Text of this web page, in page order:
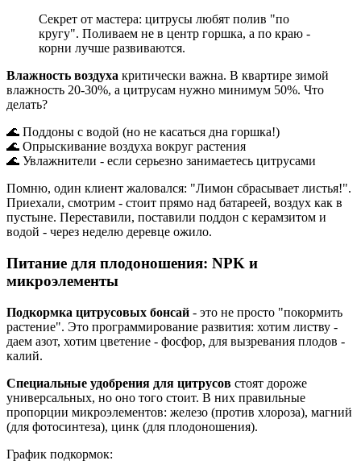
Секрет от мастера: цитрусы любят полив "по
кругу". Поливаем не в центр горшка, а по краю -
корни лучше развиваются.
Влажность воздуха критически важна. В квартире зимой
влажность 20-30%, а цитрусам нужно минимум 50%. Что
делать?
🌊 Поддоны с водой (но не касаться дна горшка!)
🌊 Опрыскивание воздуха вокруг растения
🌊 Увлажнители - если серьезно занимаетесь цитрусами
Помню, один клиент жаловался: "Лимон сбрасывает листья!".
Приехали, смотрим - стоит прямо над батареей, воздух как в
пустыне. Переставили, поставили поддон с керамзитом и
водой - через неделю деревце ожило.
Питание для плодоношения: NPK и
микроэлементы
Подкормка цитрусовых бонсай - это не просто "покормить
растение". Это программирование развития: хотим листву -
даем азот, хотим цветение - фосфор, для вызревания плодов -
калий.
Специальные удобрения для цитрусов стоят дороже
универсальных, но оно того стоит. В них правильные
пропорции микроэлементов: железо (против хлороза), магний
(для фотосинтеза), цинк (для плодоношения).
График подкормок: